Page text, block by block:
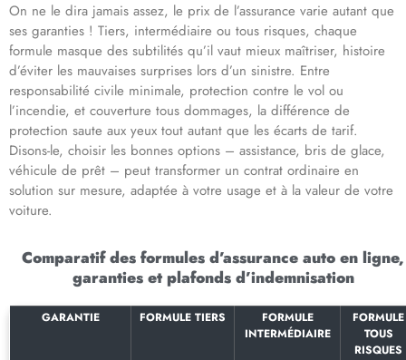
On ne le dira jamais assez, le prix de l’assurance varie autant que
ses garanties ! Tiers, intermédiaire ou tous risques, chaque
formule masque des subtilités qu’il vaut mieux maîtriser, histoire
d’éviter les mauvaises surprises lors d’un sinistre. Entre
responsabilité civile minimale, protection contre le vol ou
l’incendie, et couverture tous dommages, la différence de
protection saute aux yeux tout autant que les écarts de tarif.
Disons-le, choisir les bonnes options – assistance, bris de glace,
véhicule de prêt – peut transformer un contrat ordinaire en
solution sur mesure, adaptée à votre usage et à la valeur de votre
voiture.
Comparatif des formules d’assurance auto en ligne,
garanties et plafonds d’indemnisation
GARANTIE FORMULE TIERS
FORMULE
INTERMÉDIAIRE
FORMULE
TOUS
RISQUES